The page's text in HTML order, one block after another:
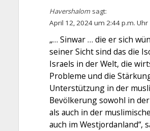
Havershalom sagt:
April 12, 2024 um 2:44 p.m. Uhr
„… Sinwar … die er sich
seiner Sicht sind das die
Israels in der Welt, die
Probleme und die
Unterstützung in der
Bevölkerung sowohl in
als auch in der
auch im Westjordanland“,